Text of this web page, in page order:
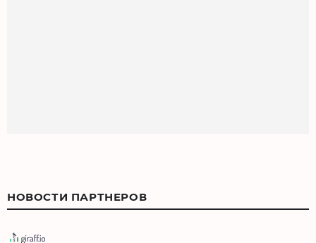
НОВОСТИ ПАРТНЕРОВ